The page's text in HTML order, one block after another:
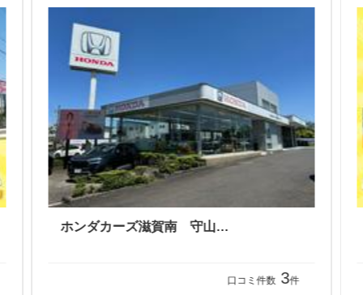
ホンダカーズ滋賀南 守山南店
口コミ件数 3件